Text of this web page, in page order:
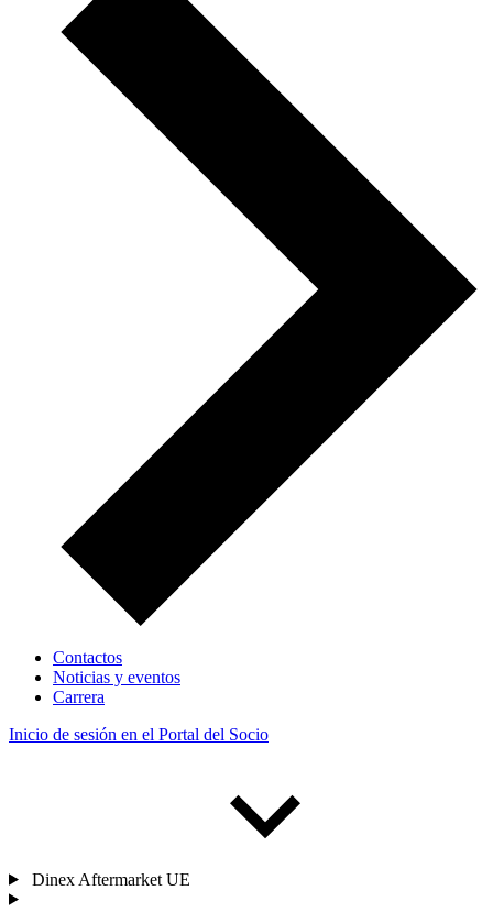
Contactos
Noticias y eventos
Carrera
Inicio de sesión en el Portal del Socio
Dinex Aftermarket UE